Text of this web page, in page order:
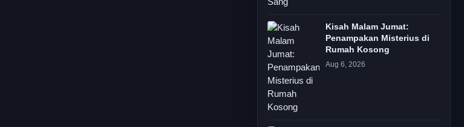
Kisah Malam Jumat:
Penampakan Misterius di
Rumah Kosong
Aug 6, 2026